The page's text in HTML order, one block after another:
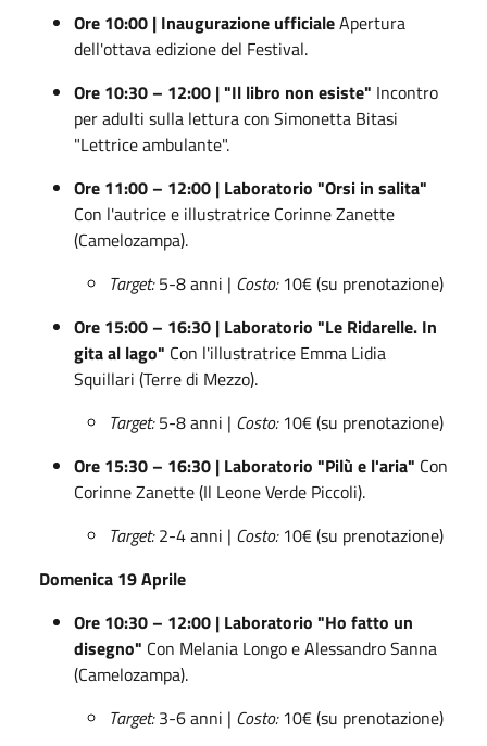
Ore 10:00 | Inaugurazione ufficialeApertura
dell'ottava edizione del Festival.
Ore 10:30 – 12:00 | "Il libro non esiste" Incontro
per adulti sulla lettura con Simonetta Bitasi
"Lettrice ambulante".
Ore 11:00 – 12:00 | Laboratorio "Orsi in salita"
Con l'autrice e illustratrice Corinne Zanette
(Camelozampa).
Target:5-8 anni | Costo:10€ (su prenotazione)
Ore 15:00 – 16:30 | Laboratorio "Le Ridarelle. In
gita al lago" Con l'illustratrice Emma Lidia
Squillari (Terre di Mezzo).
Target:5-8 anni | Costo:10€ (su prenotazione)
Ore 15:30 – 16:30 | Laboratorio "Pilù e l'aria" Con
Corinne Zanette (Il Leone Verde Piccoli).
Target:2-4 anni | Costo:10€ (su prenotazione)
Domenica 19 Aprile
Ore 10:30 – 12:00 | Laboratorio "Ho fatto un
disegno" Con Melania Longo e Alessandro Sanna
(Camelozampa).
Target:3-6 anni | Costo:10€ (su prenotazione)